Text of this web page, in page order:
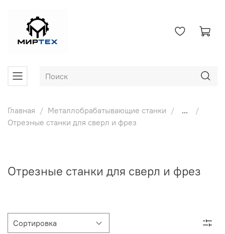
Главная Металлобрабатывающие станки
...
Отрезные станки для сверл и фрез
Отрезные станки для сверл и фрез